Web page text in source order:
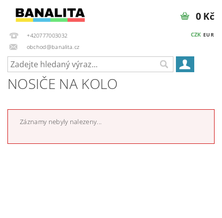
+420777003032
obchod@banalita.cz
CZK EUR
0 Kč
NOSIČE NA KOLO
Záznamy nebyly nalezeny...